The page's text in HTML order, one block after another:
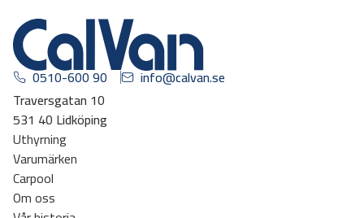
0510-600 90
info@calvan.se
Traversgatan 10
531 40 Lidköping
Uthyrning
Varumärken
Carpool
Om oss